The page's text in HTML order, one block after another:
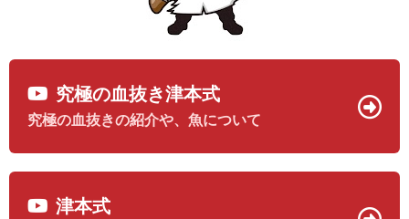
究極の血抜き津本式
究極の血抜きの紹介や、魚について
津本式